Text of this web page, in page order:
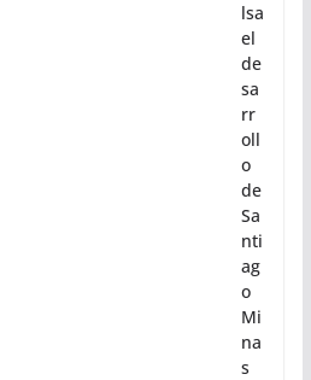
lsa
el
de
sa
rr
oll
o
de
Sa
nti
ag
o
Mi
na
s